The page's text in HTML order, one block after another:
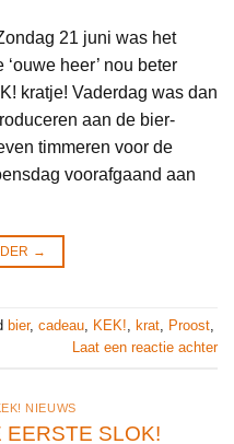
21 juni was het
heer’ nou beter
kratje! Vaderdag was dan
aan de bier-
timmeren voor de
voorafgaand aan
→
bier, cadeau, KEK!, krat, Proost,
Laat een reactie achter
NIEUWS
EERSTE SLOK!